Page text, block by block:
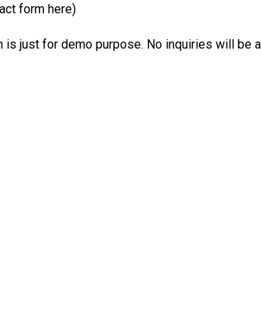
form here)
is just for demo purpose. No inquiries will be